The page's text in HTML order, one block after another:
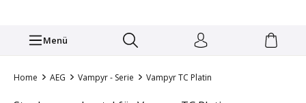
Menü
Home AEG Vampyr - Serie Vampyr TC Platin